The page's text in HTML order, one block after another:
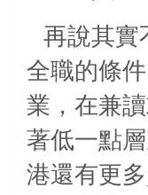
再說其實
全職的條
業，在兼
著低一點
港還有更